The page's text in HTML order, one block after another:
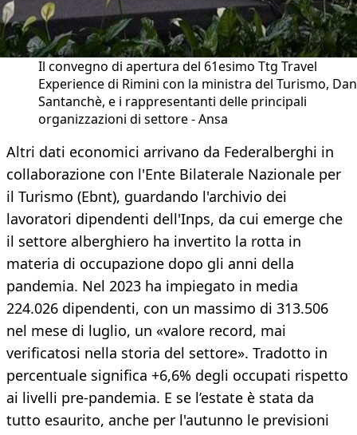
Il convegno di apertura del 61esimo Ttg Travel
Experience di Rimini con la ministra del Turismo,
Santanchè, e i rappresentanti delle principali
organizzazioni di settore - Ansa
Altri dati economici arrivano da Federalberghi in
collaborazione con l'Ente Bilaterale Nazionale per
il Turismo (Ebnt), guardando l'archivio dei
lavoratori dipendenti dell'Inps, da cui emerge che
il settore alberghiero ha invertito la rotta in
materia di occupazione dopo gli anni della
pandemia. Nel 2023 ha impiegato in media
224.026 dipendenti, con un massimo di 313.506
nel mese di luglio, un «valore record, mai
verificatosi nella storia del settore». Tradotto in
percentuale significa +6,6% degli occupati rispetto
ai livelli pre-pandemia. E se l’estate è stata da
tutto esaurito, anche per l'autunno le previsioni